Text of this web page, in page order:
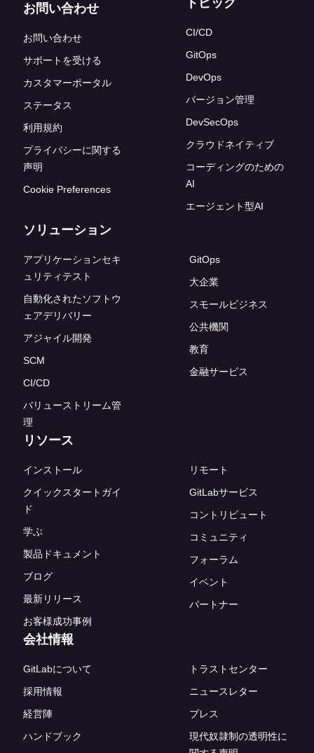
お問い合わせ
お問い合わせ
サポートを受ける
カスタマーポータル
ステータス
利用規約
プライバシーに関する
声明
Cookie Preferences
CI/CD
GitOps
DevOps
バージョン管理
DevSecOps
クラウドネイティブ
コーディングのための
AI
エージェント型AI
ソリューション
アプリケーションセキ
ュリティテスト
自動化されたソフトウ
ェアデリバリー
アジャイル開発
SCM
CI/CD
バリューストリーム管
理
GitOps
大企業
スモールビジネス
公共機関
教育
金融サービス
リソース
インストール
クイックスタートガイ
ド
学ぶ
製品ドキュメント
ブログ
最新リリース
お客様成功事例
リモート
GitLabサービス
コントリビュート
コミュニティ
フォーラム
イベント
パートナー
会社情報
GitLabについて
採用情報
経営陣
ハンドブック
トラストセンター
ニュースレター
プレス
現代奴隷制の透明性に